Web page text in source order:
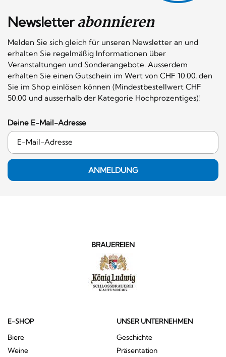
Newsletterabonnieren
Melden Sie sich gleich für unseren Newsletter an und
erhalten Sie regelmäßig Informationen über
Veranstaltungen und Sonderangebote. Ausserdem
erhalten Sie einen Gutschein im Wert von CHF 10.00, den
Sie im Shop einlösen können (Mindestbestellwert CHF
50.00 und ausserhalb der Kategorie Hochprozentiges)!
Deine E-Mail-Adresse
ANMELDUNG
BRAUEREIEN
E-SHOP
Biere
Weine
UNSER UNTERNEHMEN
Geschichte
Präsentation